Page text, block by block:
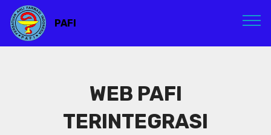
PAFI
WEB PAFI
TERINTEGRASI